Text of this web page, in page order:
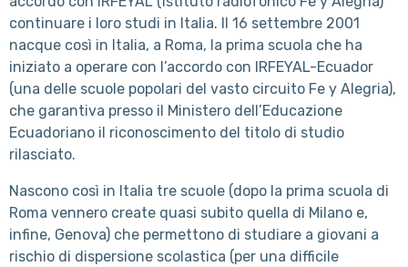
continuare i loro studi in Italia. Il 16 settembre 2001
nacque così in Italia, a Roma, la prima scuola che ha
iniziato a operare con l’accordo con IRFEYAL-Ecuador
(una delle scuole popolari del vasto circuito Fe y Alegria),
che garantiva presso il Ministero dell’Educazione
Ecuadoriano il riconoscimento del titolo di studio
rilasciato.
Nascono così in Italia tre scuole (dopo la prima scuola di
Roma vennero create quasi subito quella di Milano e,
infine, Genova) che permettono di studiare a giovani a
rischio di dispersione scolastica (per una difficile